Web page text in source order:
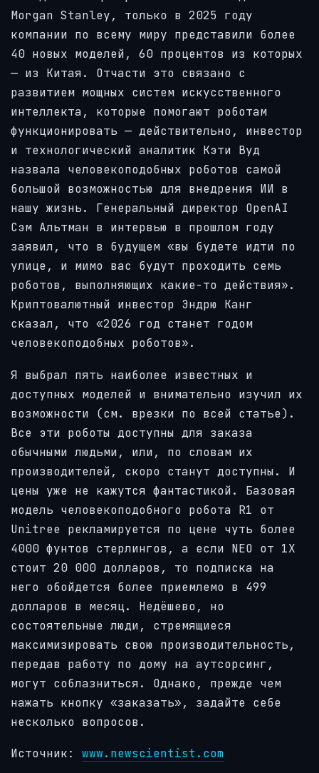
Morgan Stanley, только в 2025 году
компании по всему миру представили более
40 новых моделей, 60 процентов из которых
— из Китая. Отчасти это связано с
развитием мощных систем искусственного
интеллекта, которые помогают роботам
функционировать — действительно, инвестор
и технологический аналитик Кэти Вуд
назвала человекоподобных роботов самой
большой возможностью для внедрения ИИ в
нашу жизнь. Генеральный директор OpenAI
Сэм Альтман в интервью в прошлом году
заявил, что в будущем «вы будете идти по
улице, и мимо вас будут проходить семь
роботов, выполняющих какие-то действия».
Криптовалютный инвестор Эндрю Канг
сказал, что «2026 год станет годом
человекоподобных роботов».
Я выбрал пять наиболее известных и
доступных моделей и внимательно изучил их
возможности (см. врезки по всей статье).
Все эти роботы доступны для заказа
обычными людьми, или, по словам их
производителей, скоро станут доступны. И
цены уже не кажутся фантастикой. Базовая
модель человекоподобного робота R1 от
Unitree рекламируется по цене чуть более
4000 фунтов стерлингов, а если NEO от 1X
стоит 20 000 долларов, то подписка на
него обойдется более приемлемо в 499
долларов в месяц. Недёшево, но
состоятельные люди, стремящиеся
максимизировать свою производительность,
передав работу по дому на аутсорсинг,
могут соблазниться. Однако, прежде чем
нажать кнопку «заказать», задайте себе
несколько вопросов.
Источник: www.newscientist.com